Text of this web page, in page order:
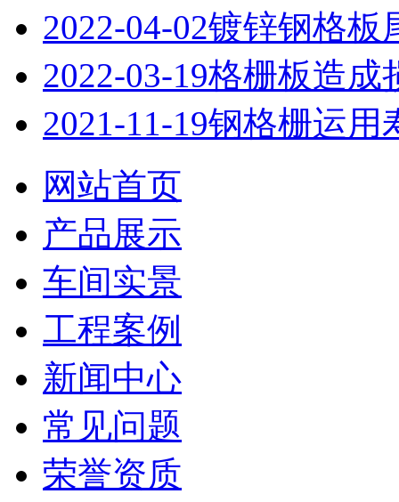
2022-04-02镀锌钢格板
2022-03-19格栅板造成
2021-11-19钢格栅运用
网站首页
产品展示
车间实景
工程案例
新闻中心
常见问题
荣誉资质